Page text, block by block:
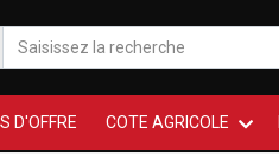
D'OFFRE COTE AGRICOLE